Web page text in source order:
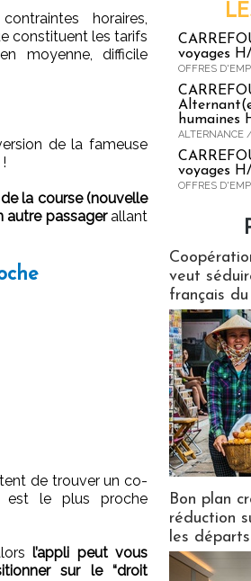
horaires,
constituent les tarifs
moyenne, difficile
de la fameuse
la course (nouvelle
autre passagerallant
de trouver un co-
est le plus proche
l’appli peut vous
sur le “droit
voyages
OFFRES
humaines
ALTERNANCE
voyages
OFFRES
veut
français
Bon plan
réduction
les